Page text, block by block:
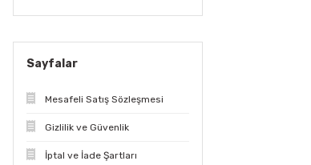
Sayfalar
Mesafeli Satış Sözleşmesi
Gizlilik ve Güvenlik
İptal ve İade Şartları